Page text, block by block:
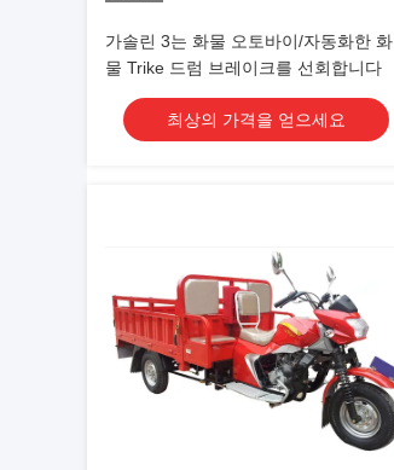
가솔린 3는 화물 오토바이/자동화한 화
물 Trike 드럼 브레이크를 선회합니다
최상의 가격을 얻으세요